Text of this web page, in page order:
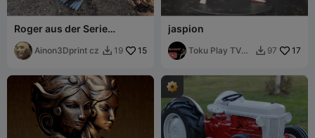
Roger aus der Serie
American Dad
Ainon3Dprint cz  19 15
jaspion
Toku Play TV
 97 17